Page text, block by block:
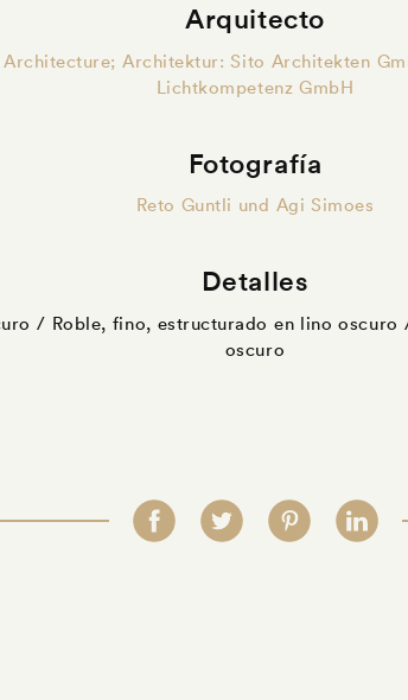
Arquitecto
Architektur: Sito Architekten
Lichtkompetenz GmbH
Fotografía
Reto Guntli und Agi Simoes
Detalles
/ Roble, fino, estructurado en lino
oscuro